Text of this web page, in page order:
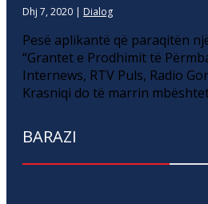
Dhj 7, 2020 | Dialog
Pesë aplikantë që paraqitën
“Grantet e Prodhimit të
Internews, RTV Puls, Radio
Krasniqi do të marrin
BARAZI